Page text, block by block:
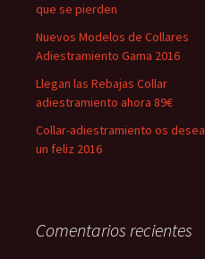
que se pierden
Nuevos Modelos de Collares
Adiestramiento Gama 2016
Llegan las Rebajas Collar
adiestramiento ahora 89€
Collar-adiestramiento os desea
un feliz 2016
Comentarios recientes